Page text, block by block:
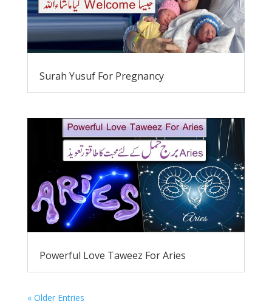
Surah Yusuf For Pregnancy
Powerful Love Taweez For Aries
« Older Entries